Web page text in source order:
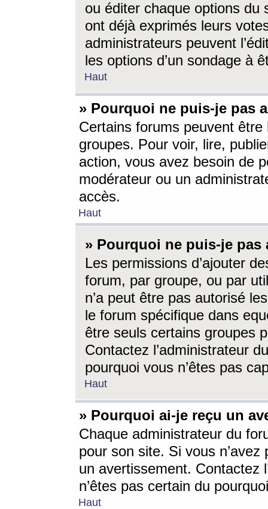
ou éditer chaque options du
ont déjà exprimés leurs
administrateurs peuvent
les options d’un sondage à
Haut
» Pourquoi ne puis-je pas
Certains forums peuvent être
groupes. Pour voir, lire,
action, vous avez besoin de
modérateur ou un
accès.
Haut
» Pourquoi ne puis-je
Les permissions d’ajouter
forum, par groupe, ou par
n’a peut être pas autorisé
le forum spécifique dans
être seuls certains groupes
Contactez l’administrateur
pourquoi vous n’êtes pas
Haut
» Pourquoi ai-je reçu un
Chaque administrateur du
pour son site. Si vous
un avertissement. Contactez
n’êtes pas certain du
Haut